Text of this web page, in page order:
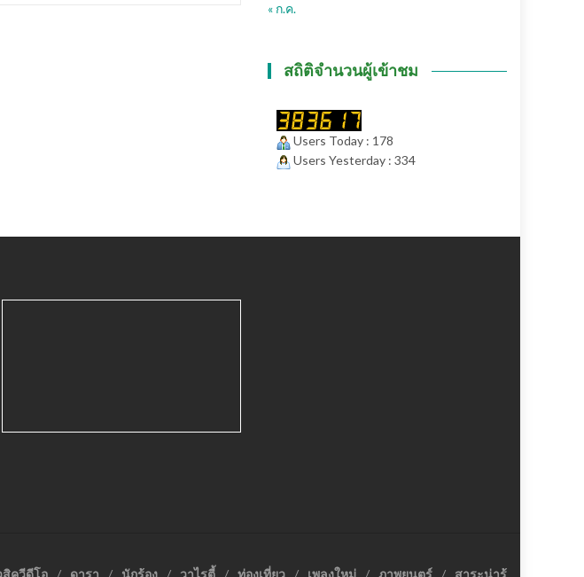
« ก.ค.
สถิติจำนวนผู้เข้าชม
Users Today : 178
Users Yesterday : 334
สิควีดีโอ ดารา นักร้อง วาไรตี้ ท่องเที่ยว เพลงใหม่ ภาพยนตร์ สาระน่ารู้